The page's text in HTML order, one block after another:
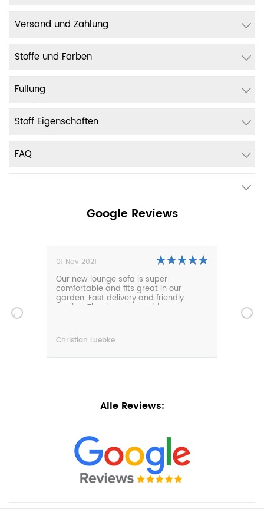
Versand und Zahlung
Stoffe und Farben
Füllung
Stoff Eigenschaften
FAQ
Google Reviews
01 Nov 2021
Our new lounge sofa is super
comfortable and fits great in our
garden. Fast delivery and friendly
service. Thanks very much!
Christian Luebke
Alle Reviews: